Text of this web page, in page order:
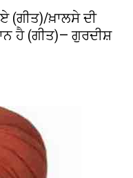
(ਗੀਤ)/ਖ਼ਾਲਸੇ ਦੀ
ਹੈ (ਗੀਤ)— ਗੁਰਦੀਸ਼